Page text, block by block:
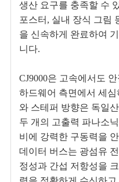
생산 요구를 충족할 수
포스터, 실내 장식 그림
을 신속하게 완료하여
니다.
CJ9000은 고속에서도
하드웨어 측면에서 세심
와 스테퍼 방향은 독일
두 개의 고출력 파나소
비에 강력한 구동력을
데이터 버스는 광섬유
정성과 간섭 저항성을